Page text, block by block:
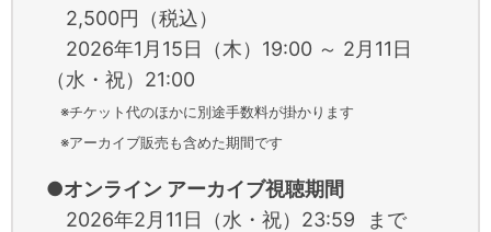
2,500円（税込）
2026年1月15日（木）19:00 ～ 2月11日
（水・祝）21:00
※チケット代のほかに別途手数料が掛かります
※アーカイブ販売も含めた期間です
●オンライン アーカイブ視聴期間
2026年2月11日（水・祝）23:59 まで